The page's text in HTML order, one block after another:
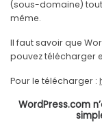
(sous-domaine) tout
même.
Il faut savoir que
pouvez télécharger
Pour le télécharger :
WordPress.com